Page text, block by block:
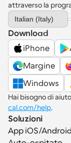
attraverso la
Select Language
Italian (Italy)
Download
iPhone
Margine
Windows
Hai bisogno di
cal.com/help.
Soluzioni
App iOS/Android